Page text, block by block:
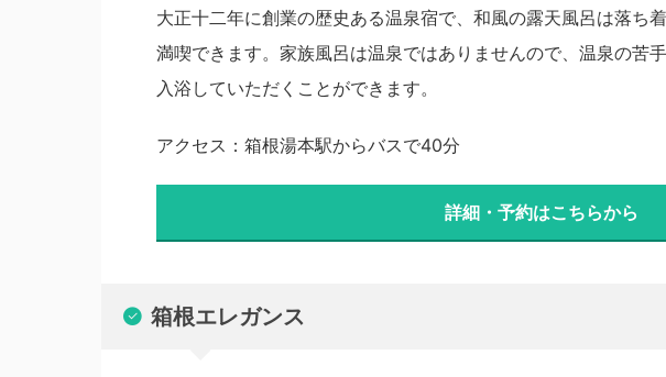
大正十二年に創業の歴史ある温泉宿で、和風の露天風呂は落ち
満喫できます。家族風呂は温泉ではありませんので、温泉の苦
入浴していただくことができます。
アクセス：箱根湯本駅からバスで40分
詳細・予約はこちらから
箱根エレガンス